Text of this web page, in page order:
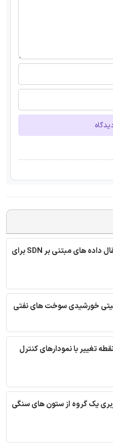
ترجمه مقاله امنیت انتقال داده های مبتنی بر SDN برای
خورشیدی سوخت های نفتی
تغییر با نمودارهای کنترل
یک گروه از ستون های سنگی